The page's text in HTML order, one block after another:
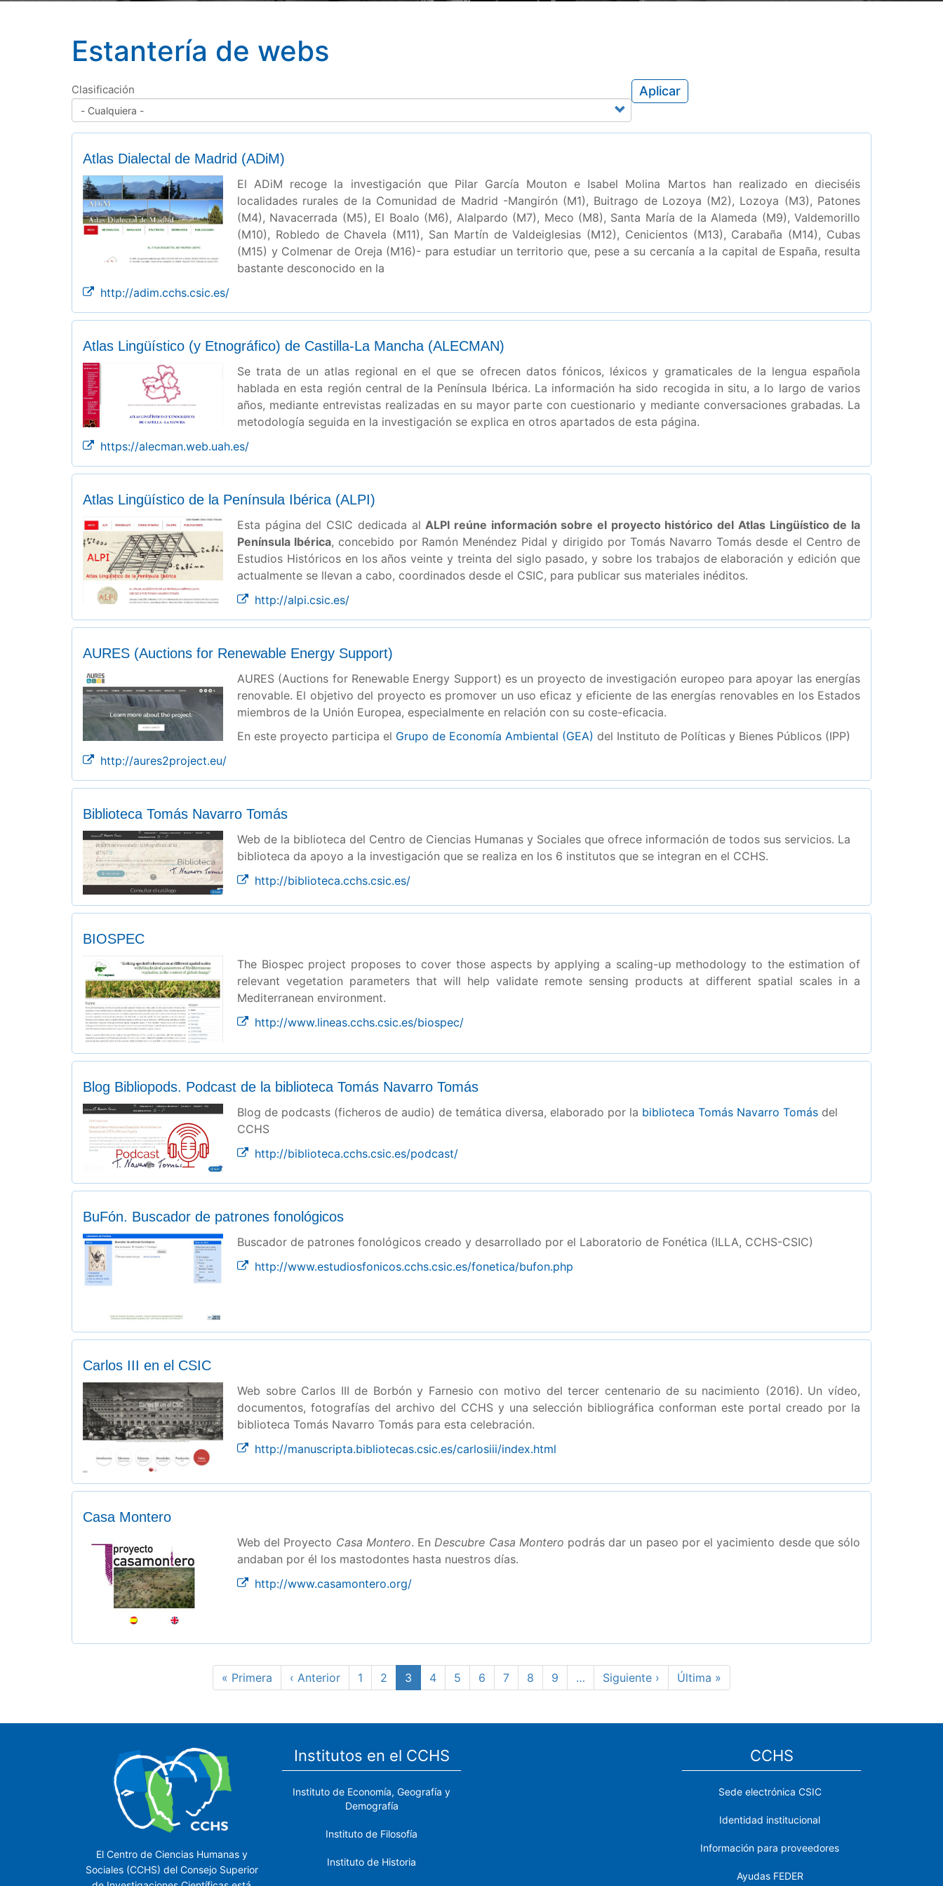
Estantería de webs
Clasificación Aplicar
Atlas Dialectal de Madrid (ADiM)
El ADiM recoge la investigación que Pilar García Mouton e Isabel Molina Martos han realizado en dieciséis
localidades rurales de la Comunidad de Madrid -Mangirón (M1), Buitrago de Lozoya (M2), Lozoya (M3), Patones
(M4), Navacerrada (M5), El Boalo (M6), Alalpardo (M7), Meco (M8), Santa María de la Alameda (M9), Valdemorillo
(M10), Robledo de Chavela (M11), San Martín de Valdeiglesias (M12), Cenicientos (M13), Carabaña (M14), Cubas
(M15) y Colmenar de Oreja (M16)- para estudiar un territorio que, pese a su cercanía a la capital de España, resulta
bastante desconocido en la
http://adim.cchs.csic.es/
Atlas Lingüístico (y Etnográfico) de Castilla-La Mancha (ALECMAN)
Se trata de un atlas regional en el que se ofrecen datos fónicos, léxicos y gramaticales de la lengua española
hablada en esta región central de la Península Ibérica. La información ha sido recogida in situ, a lo largo de varios
años, mediante entrevistas realizadas en su mayor parte con cuestionario y mediante conversaciones grabadas. La
metodología seguida en la investigación se explica en otros apartados de esta página.
https://alecman.web.uah.es/
Atlas Lingüístico de la Península Ibérica (ALPI)
Esta página del CSIC dedicada al ALPI reúne información sobre el proyecto histórico del Atlas Lingüístico de la
Península Ibérica, concebido por Ramón Menéndez Pidal y dirigido por Tomás Navarro Tomás desde el Centro de
Estudios Históricos en los años veinte y treinta del siglo pasado, y sobre los trabajos de elaboración y edición que
actualmente se llevan a cabo, coordinados desde el CSIC, para publicar sus materiales inéditos.
http://alpi.csic.es/
AURES (Auctions for Renewable Energy Support)
AURES (Auctions for Renewable Energy Support) es un proyecto de investigación europeo para apoyar las energías
renovable. El objetivo del proyecto es promover un uso eficaz y eficiente de las energías renovables en los Estados
miembros de la Unión Europea, especialmente en relación con su coste-eficacia.
En este proyecto participa el Grupo de Economía Ambiental (GEA) del Instituto de Políticas y Bienes Públicos (IPP)
http://aures2project.eu/
Biblioteca Tomás Navarro Tomás
Web de la biblioteca del Centro de Ciencias Humanas y Sociales que ofrece información de todos sus servicios. La
biblioteca da apoyo a la investigación que se realiza en los 6 institutos que se integran en el CCHS.
http://biblioteca.cchs.csic.es/
BIOSPEC
The Biospec project proposes to cover those aspects by applying a scaling-up methodology to the estimation of
relevant vegetation parameters that will help validate remote sensing products at different spatial scales in a
Mediterranean environment.
http://www.lineas.cchs.csic.es/biospec/
Blog Bibliopods. Podcast de la biblioteca Tomás Navarro Tomás
Blog de podcasts (ficheros de audio) de temática diversa, elaborado por la biblioteca Tomás Navarro Tomás del
CCHS
http://biblioteca.cchs.csic.es/podcast/
BuFón. Buscador de patrones fonológicos
Buscador de patrones fonológicos creado y desarrollado por el Laboratorio de Fonética (ILLA, CCHS-CSIC)
http://www.estudiosfonicos.cchs.csic.es/fonetica/bufon.php
Carlos III en el CSIC
Web sobre Carlos III de Borbón y Farnesio con motivo del tercer centenario de su nacimiento (2016). Un vídeo,
documentos, fotografías del archivo del CCHS y una selección bibliográfica conforman este portal creado por la
biblioteca Tomás Navarro Tomás para esta celebración.
http://manuscripta.bibliotecas.csic.es/carlosiii/index.html
Casa Montero
Web del Proyecto Casa Montero. EnDescubre Casa Montero podrás dar un paseo por el yacimiento desde que sólo
andaban por él los mastodontes hasta nuestros días.
http://www.casamontero.org/
Primera
página
« Primera
Página
anterior
‹ Anterior Page
1 Page
2
Página
actual
3 Page
4 Page
5 Page
6 Page
7 Page
8 Page
9 …
Siguiente
página
Siguiente ›
Última
página
Última »
El Centro de Ciencias Humanas y
Sociales (CCHS) del Consejo Superior
Institutos en el CCHS
Instituto de Economía, Geografía y
Demografía
Instituto de Filosofía
Instituto de Historia
CCHS
Sede electrónica CSIC
Identidad institucional
Información para proveedores
Ayudas FEDER